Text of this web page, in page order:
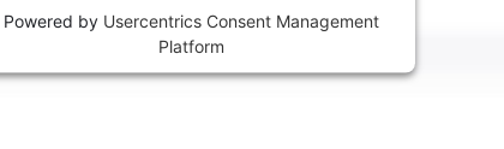
Powered by Usercentrics Consent Management
Platform